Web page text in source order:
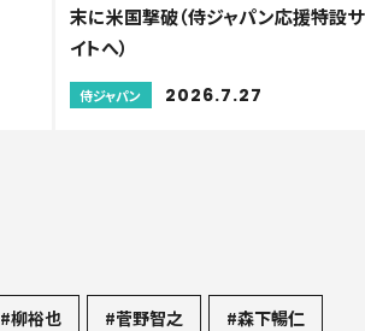
末に米国撃破（侍ジャパン応援特設サ
イトへ）
侍ジャパン 2026.7.27
#柳裕也 #菅野智之 #森下暢仁